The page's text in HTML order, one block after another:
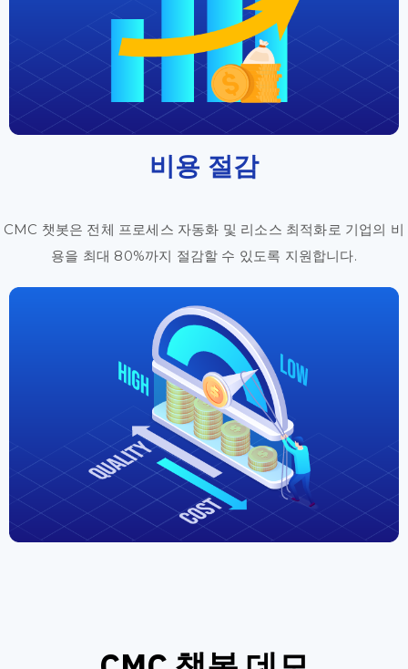
비용 절감
CMC 챗봇은 전체 프로세스 자동화 및 리소스 최적화로 기업의 비
용을 최대 80%까지 절감할 수 있도록 지원합니다.